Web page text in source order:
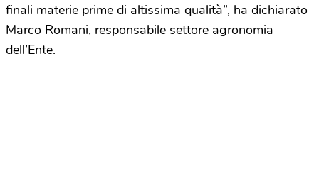
finali materie prime di altissima qualità”, ha dichiarato
Marco Romani, responsabile settore agronomia
dell’Ente.